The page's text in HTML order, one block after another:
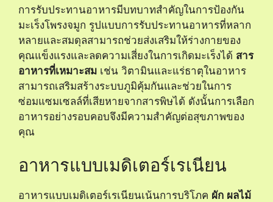
การรับประทานอาหารมีบทบาทสำคัญในการป้องกัน
มะเร็งโพรงจมูก รูปแบบการรับประทานอาหารที่หลาก
หลายและสมดุลสามารถช่วยส่งเสริมให้ร่างกายของ
คุณแข็งแรงและลดความเสี่ยงในการเกิดมะเร็งได้ สาร
อาหารที่เหมาะสม เช่น วิตามินและแร่ธาตุในอาหาร
สามารถเสริมสร้างระบบภูมิคุ้มกันและช่วยในการ
ซ่อมแซมเซลล์ที่เสียหายจากสารพิษได้ ดังนั้นการเลือก
อาหารอย่างรอบคอบจึงมีความสำคัญต่อสุขภาพของ
คุณ
อาหารแบบเมดิเตอร์เรเนียน
อาหารแบบเมดิเตอร์เรเนียนเน้นการบริโภค ผัก ผลไม้